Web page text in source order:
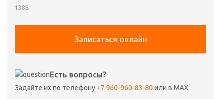
138В
Записаться онлайн
Есть вопросы?
Задайте их по телефону +7 960-960-83-80 или в MAX